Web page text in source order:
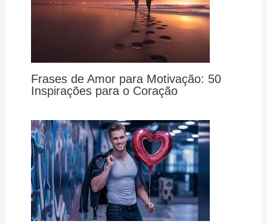
Frases de Amor para Motivação: 50
Inspirações para o Coração